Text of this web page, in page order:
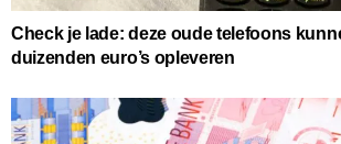
Check je lade: deze oude telefoons
duizenden euro’s opleveren